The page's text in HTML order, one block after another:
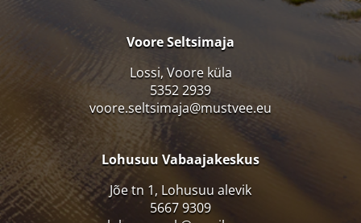
Voore Seltsimaja
Lossi, Voore küla
5352 2939
voore.seltsimaja@mustvee.eu
Lohusuu Vabaajakeskus
Jõe tn 1, Lohusuu alevik
5667 9309